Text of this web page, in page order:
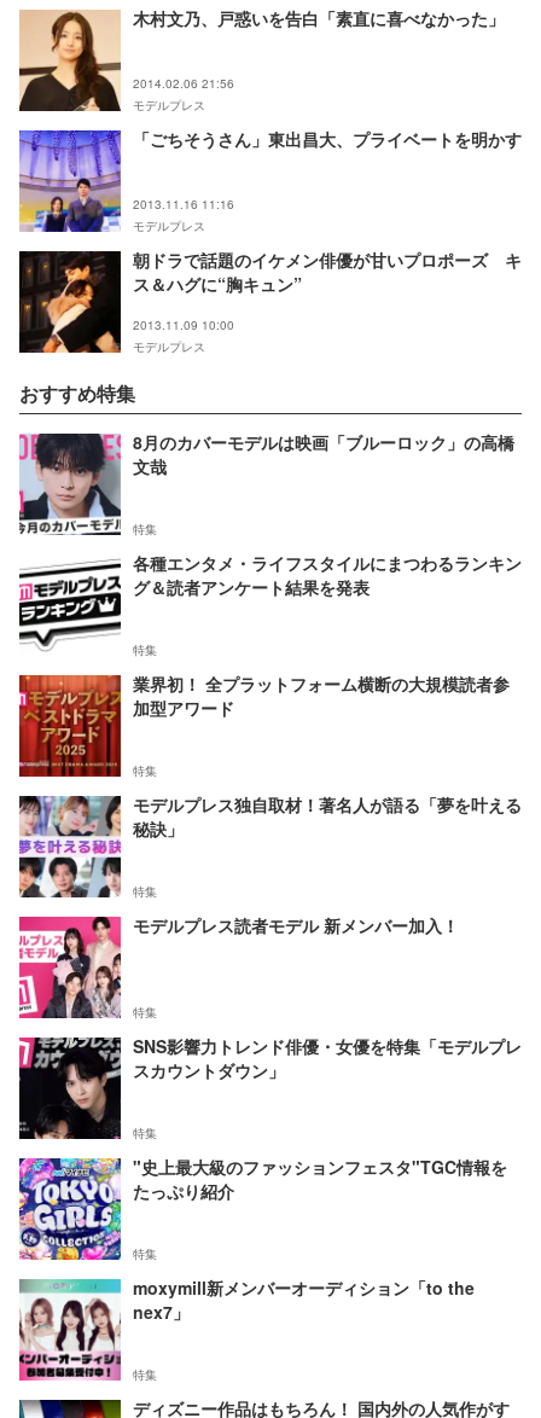
木村文乃、戸惑いを告白「素直に喜べなかった」
2014.02.06 21:56
モデルプレス
「ごちそうさん」東出昌大、プライベートを明かす
2013.11.16 11:16
モデルプレス
朝ドラで話題のイケメン俳優が甘いプロポーズ キ
ス＆ハグに“胸キュン”
2013.11.09 10:00
モデルプレス
おすすめ特集
8月のカバーモデルは映画「ブルーロック」の高橋
文哉
特集
各種エンタメ・ライフスタイルにまつわるランキン
グ＆読者アンケート結果を発表
特集
業界初！ 全プラットフォーム横断の大規模読者参
加型アワード
特集
モデルプレス独自取材！著名人が語る「夢を叶える
秘訣」
特集
モデルプレス読者モデル 新メンバー加入！
特集
SNS影響力トレンド俳優・女優を特集「モデルプレ
スカウントダウン」
特集
"史上最大級のファッションフェスタ"TGC情報を
たっぷり紹介
特集
moxymill新メンバーオーディション「to the
nex7」
特集
ディズニー作品はもちろん！ 国内外の人気作がす